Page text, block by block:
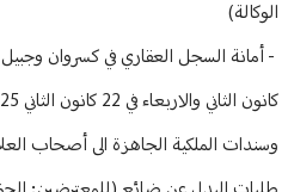
الوكالة)
وسندات الملكية الجاهزة الى أصحاب